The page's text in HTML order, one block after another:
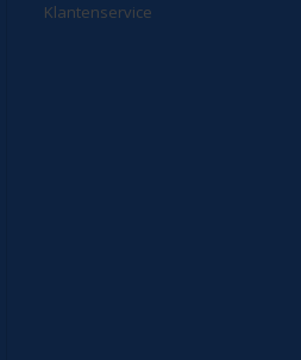
Klantenservice